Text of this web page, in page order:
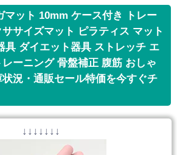
マット 10mm ケース付き トレー
サイズマット ピラティス マット
具 ダイエット器具 ストレッチ エ
ーニング 骨盤補正 腹筋 おしゃ
況・通販セール特価を今すぐチ
↓↓↓↓↓↓↓